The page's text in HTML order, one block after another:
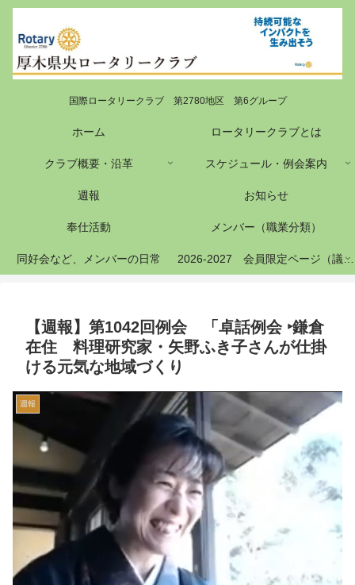
国際ロータリークラブ 第2780地区 第6グループ
ホーム ロータリークラブとは
クラブ概要・沿革 スケジュール・例会案内
週報 お知らせ
奉仕活動 メンバー（職業分類）
同好会など、メンバーの日常 2026-2027 会員限定ページ（議事録等）
【週報】第1042回例会 「卓話例会 ‣鎌倉
在住 料理研究家・矢野ふき子さんが仕掛
ける元気な地域づくり
週報